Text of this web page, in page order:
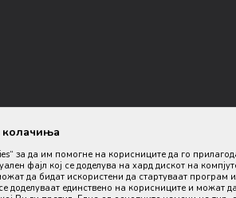
колачиња
за да им помогне на корисниците да го
фајл кој се доделува на хард дискот на
да бидат искористени да стартуваат програм
доделуваат единствено на корисниците и можат